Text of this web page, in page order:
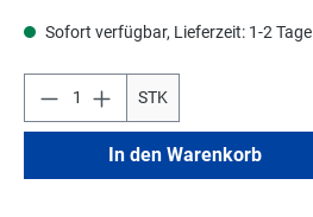
Sofort verfügbar, Lieferzeit: 1-2 Tage
STK
In den Warenkorb